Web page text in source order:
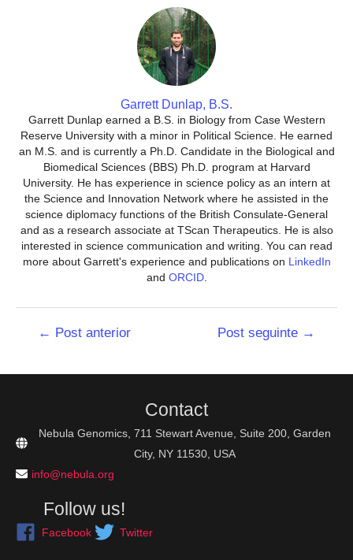
Garrett Dunlap, B.S.
Garrett Dunlap earned a B.S. in Biology from Case Western
Reserve University with a minor in Political Science. He earned
an M.S. and is currently a Ph.D. Candidate in the Biological and
Biomedical Sciences (BBS) Ph.D. program at Harvard
University. He has experience in science policy as an intern at
the Science and Innovation Network where he assisted in the
science diplomacy functions of the British Consulate-General
and as a research associate at TScan Therapeutics. He is also
interested in science communication and writing. You can read
more about Garrett's experience and publications on LinkedIn
and ORCID.
Navegação
← Post anterior Post seguinte →
Contact
Nebula Genomics, 711 Stewart Avenue, Suite 200, Garden
City, NY 11530, USA
info@nebula.org
Follow us!
Facebook Twitter